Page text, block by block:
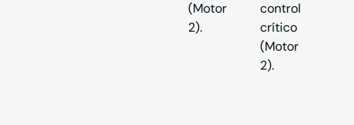
(Motor
2).
control
crítico
(Motor
2).